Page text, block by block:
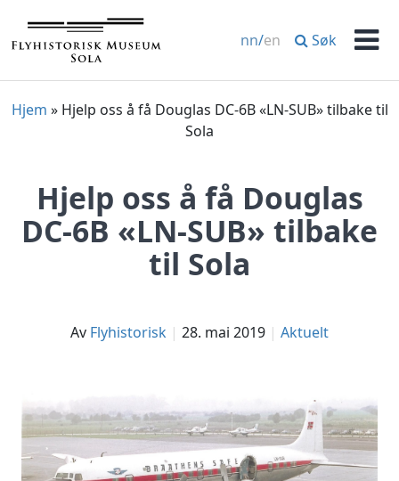
nn/en Søk
Hjem » Hjelp oss å få Douglas DC-6B «LN-SUB» tilbake til
Sola
Hjelp oss å få Douglas
DC-6B «LN-SUB» tilbake
til Sola
av Flyhistorisk 28. mai 2019 Aktuelt